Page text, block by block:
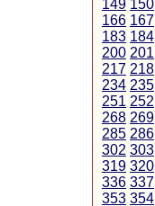
149 150
166 167
183 184
200 201
217 218
234 235
251 252
268 269
285 286
302 303
319 320
336 337
353 354